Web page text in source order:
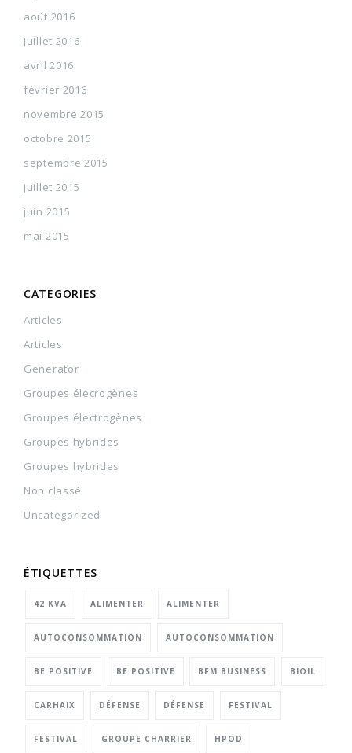
août 2016
juillet 2016
avril 2016
février 2016
novembre 2015
octobre 2015
septembre 2015
juillet 2015
juin 2015
mai 2015
CATÉGORIES
Articles
Articles
Generator
Groupes élecrogènes
Groupes électrogènes
Groupes hybrides
Groupes hybrides
Non classé
Uncategorized
ÉTIQUETTES
42 KVA ALIMENTER ALIMENTER
AUTOCONSOMMATION AUTOCONSOMMATION
BE POSITIVE BE POSITIVE BFM BUSINESS BIOIL
CARHAIX DÉFENSE DÉFENSE FESTIVAL
FESTIVAL GROUPE CHARRIER HPOD